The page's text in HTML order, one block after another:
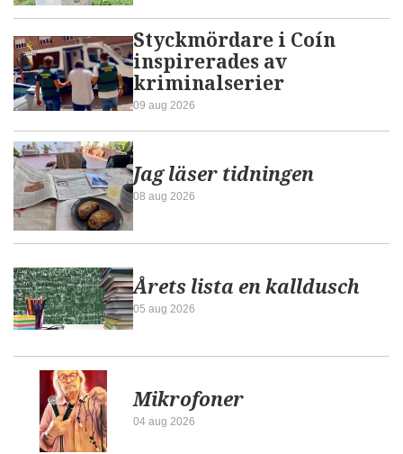
Styckmördare i Coín
inspirerades av
kriminalserier
09 aug 2026
Jag läser tidningen
08 aug 2026
Årets lista en kalldusch
05 aug 2026
Mikrofoner
04 aug 2026